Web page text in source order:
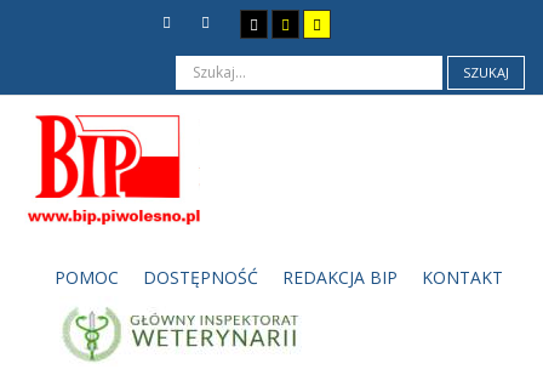
SZUKAJ
POMOC DOSTĘPNOŚĆ REDAKCJA BIP KONTAKT